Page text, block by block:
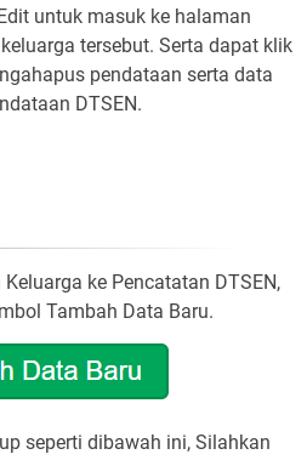
untuk masuk ke halaman
tersebut. Serta dapat klik
pendataan serta data
DTSEN.
ke Pencatatan DTSEN,
Tambah Data Baru.
seperti dibawah ini, Silahkan